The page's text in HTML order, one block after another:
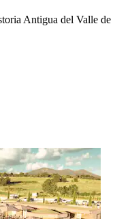
Antigua del Valle de